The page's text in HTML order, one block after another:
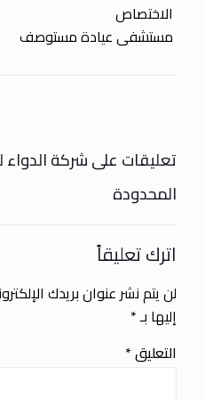
الاختصاص
مستشفى عيادة مستوصف
تعليقات على شركة الدواء
المحدودة
اترك تعليقاً
لن يتم نشر عنوان بريدك
إليها بـ*
التعليق*